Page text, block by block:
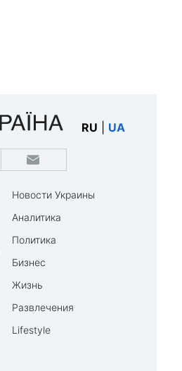
RU UA
Новости Украины
Аналитика
Политика
Бизнес
Жизнь
Развлечения
Lifestyle